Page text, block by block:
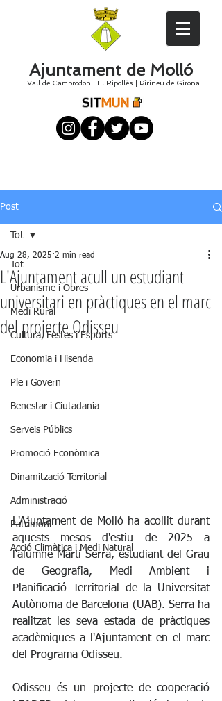
Ajuntament de Molló
Vall de Camprodon El Ripollès Pirineu de Girona
Post
Tot
Urbanisme i Obres
Medi Rural
Cultura, Festes i Esports
Economia i Hisenda
Ple i Govern
Benestar i Ciutadania
Serveis Públics
Promoció Econòmica
Dinamització Territorial
Administració
Patrimoni
Acció Climàtica i Medi Natural
Tot
L'Ajuntament acull un estudiant
universitari en pràctiques en el marc
del projecte Odisseu
Aug 28, 2025 2 min read
L'Ajuntament de Molló ha acollit durant
aquests mesos d'estiu de 2025 a
l'alumne Martí Serra, estudiant del Grau
de Geografia, Medi Ambient i
Planificació Territorial de la Universitat
Autònoma de Barcelona (UAB). Serra ha
realitzat les seva estada de pràctiques
acadèmiques a l'Ajuntament en el marc
del Programa Odisseu.
Odisseu és un projecte de cooperació